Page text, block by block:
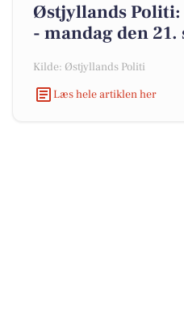
Østjyllands
- mandag den
Kilde: Østjyllands Politi
Læs hele artiklen her